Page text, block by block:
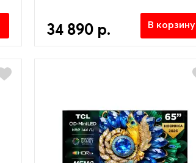
34 890 р. В корзину